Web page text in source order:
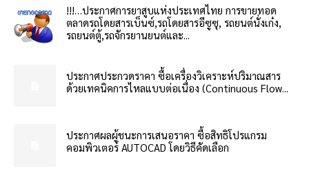
!!!…ประกาศการยาสูบแห่งประเทศไทย การขายทอด
ตลาดรถโดยสารเบ็นซ์,รถโดยสารอีซูซุ, รถยนต์นั่งเก๋ง,
รถยนต์ตู้,รถจักรยานยนต์และ...
ประกาศประกวดราคา ซื้อเครื่องวิเคราะห์ปริมาณสาร
ด้วยเทคนิคการไหลแบบต่อเนื่อง (Continuous Flow...
ประกาศผลผู้ชนะการเสนอราคา ซื้อสิทธิโปรแกรม
คอมพิวเตอร์ AUTOCAD โดยวิธีคัดเลือก